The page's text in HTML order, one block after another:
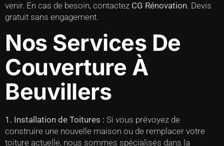
venir. En cas de besoin, contactez CG Rénovation. Devis
gratuit sans engagement.
Nos Services De
Couverture À
Beuvillers
1. Installation de Toitures : Si vous prévoyez de
construire une nouvelle maison ou de remplacer votre
toiture actuelle, nous sommes spécialisés dans la